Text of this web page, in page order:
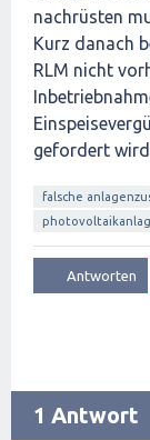
nachrüsten
Kurz danach
RLM nicht
gefordert
falsche
1 Antwort